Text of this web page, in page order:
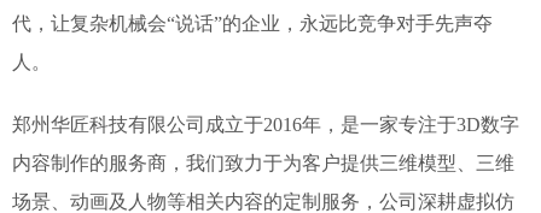
代，让复杂机械会“说话”的企业，永远比竞争对手先声夺
人。
郑州华匠科技有限公司成立于2016年，是一家专注于3D数字
内容制作的服务商，我们致力于为客户提供三维模型、三维
场景、动画及人物等相关内容的定制服务，公司深耕虚拟仿